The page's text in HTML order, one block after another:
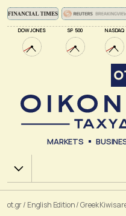
DOW JONES SP 500 NASDAQ
MARKETS
Χ.Α.
ot.gr/ English Edition/Greek Kiwis